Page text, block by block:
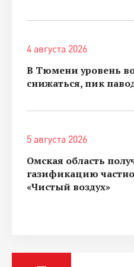
4 августа 2026
В Тюмени уровень
снижаться, пик
5 августа 2026
Омская область
газификацию
«Чистый воздух»